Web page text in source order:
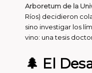
Arboretum de la
Ríos) decidieron
sino investigar los
vino: una tesis
🌲 El